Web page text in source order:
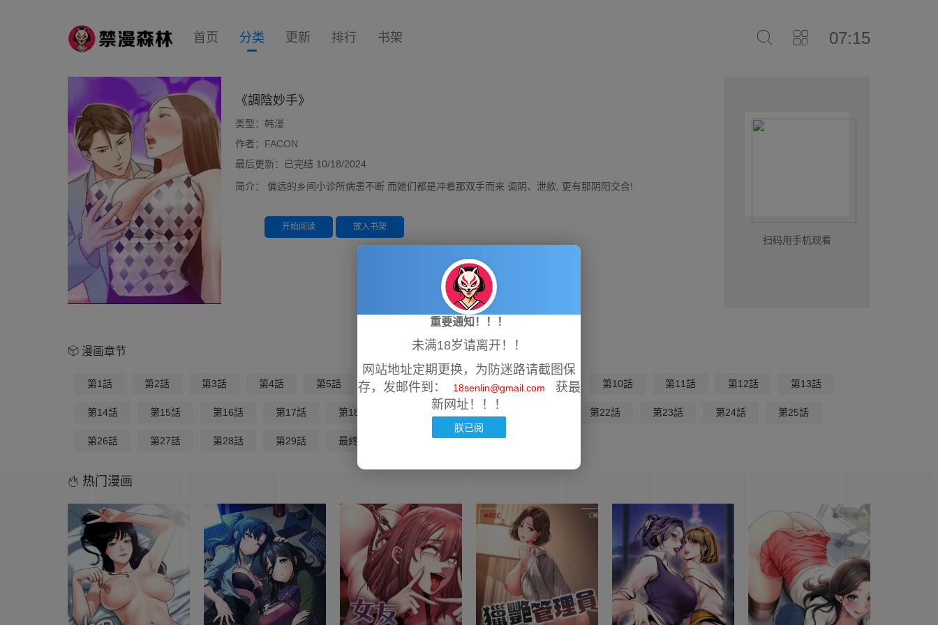
07:15
首页 分类 更新 排行 书架
《調陰妙手》
类型： 韩漫
作者： FACON
最后更新：已完结 10/18/2024
简介：
偏远的乡间小诊所病患不断 而她们都是冲着那双手而来 调阴、泄欲, 更有那阴阳交合!
开始阅读 放入书架
扫码用手机观看
漫画章节
第1話 第2話 第3話 第4話 第5話 第6話 第7話 第8話 第9話 第10話 第11話 第12話 第13話
第14話 第15話 第16話 第17話 第18話 第20話 第22話 第23話 第24話 第25話
第26話 第27話 第28話 第29話 最終話
热门漫画
重要通知！！！
未满18岁请离开！！
网站地址定期更换，为防迷路请截图保
存，发邮件到：
18senlin@gmail.com
获最
新网址！！！
朕已阅